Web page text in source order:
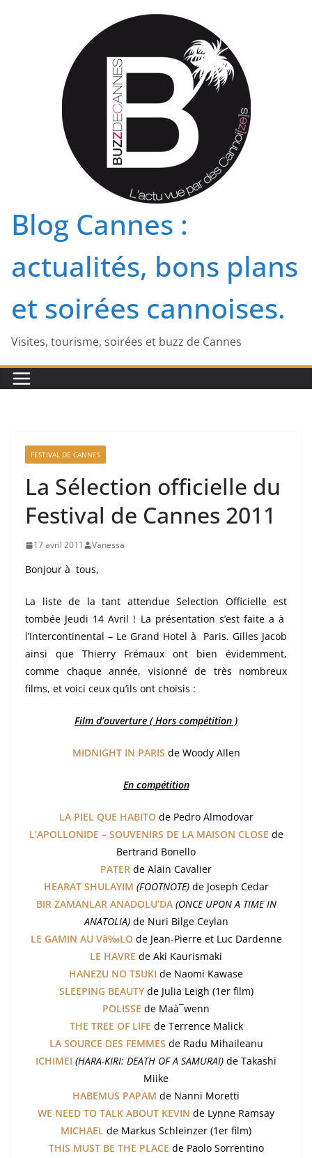
Blog Cannes :
actualités, bons plans
et soirées cannoises.
Visites, tourisme, soirées et buzz de Cannes
FESTIVAL DE CANNES
La Sélection officielle du
Festival de Cannes 2011
17 avril 2011 Vanessa
Bonjour à tous,
La liste de la tant attendue Selection Officielle est
tombée Jeudi 14 Avril ! La présentation s’est faite a à
l’Intercontinental – Le Grand Hotel à Paris. Gilles Jacob
ainsi que Thierry Frémaux ont bien évidemment,
comme chaque année, visionné de très nombreux
films, et voici ceux qu’ils ont choisis :
Film d’ouverture ( Hors compétition )
MIDNIGHT IN PARIS de Woody Allen
En compétition
LA PIEL QUE HABITO de Pedro Almodovar
L’APOLLONIDE – SOUVENIRS DE LA MAISON CLOSE de
Bertrand Bonello
PATER de Alain Cavalier
HEARAT SHULAYIM (FOOTNOTE)de Joseph Cedar
BIR ZAMANLAR ANADOLU’DA (ONCE UPON A TIME IN
ANATOLIA)de Nuri Bilge Ceylan
LE GAMIN AU Và‰LO de Jean-Pierre et Luc Dardenne
LE HAVRE de Aki Kaurismaki
HANEZU NO TSUKI de Naomi Kawase
SLEEPING BEAUTY de Julia Leigh (1er film)
POLISSE de Maà¯wenn
THE TREE OF LIFE de Terrence Malick
LA SOURCE DES FEMMES de Radu Mihaileanu
ICHIMEI (HARA-KIRI: DEATH OF A SAMURAI) de Takashi
Miike
HABEMUS PAPAM de Nanni Moretti
WE NEED TO TALK ABOUT KEVIN de Lynne Ramsay
MICHAEL de Markus Schleinzer (1er film)
THIS MUST BE THE PLACE de Paolo Sorrentino